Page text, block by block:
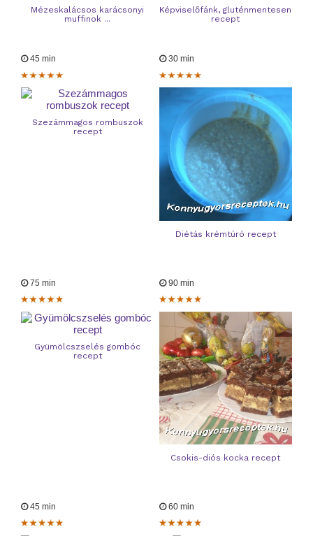
Mézeskalácsos karácsonyi
muffinok ...
Képviselőfánk, gluténmentesen
recept
45 min
Szezámmagos rombuszok
recept
30 min
Diétás krémtúró recept
75 min
Gyümölcszselés gombóc
recept
90 min
Csokis-diós kocka recept
45 min 60 min